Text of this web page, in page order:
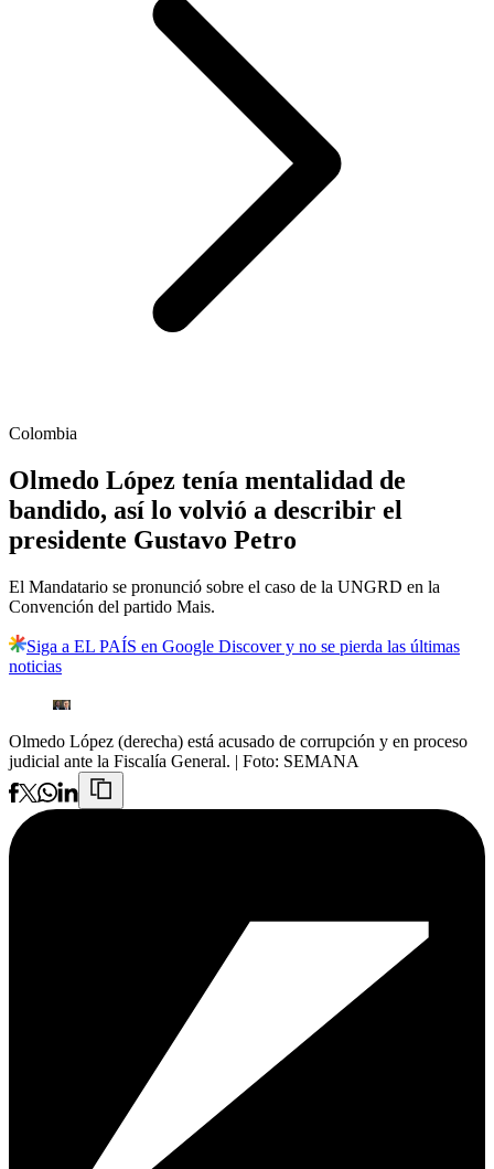
Colombia
Olmedo López tenía mentalidad de
bandido, así lo volvió a describir el
presidente Gustavo Petro
El Mandatario se pronunció sobre el caso de la UNGRD en la
Convención del partido Mais.
Siga a EL PAÍS en Google Discover y no se pierda las últimas
noticias
Olmedo López (derecha) está acusado de corrupción y en proceso
judicial ante la Fiscalía General. | Foto: SEMANA